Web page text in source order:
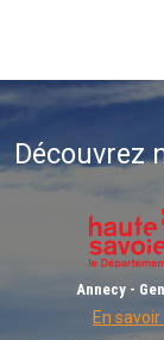
Découvrez
Annecy -
En savoir